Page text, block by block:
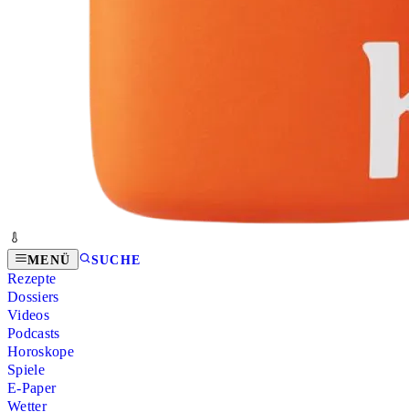
MENÜ SUCHE
Rezepte
Dossiers
Videos
Podcasts
Horoskope
Spiele
E-Paper
Wetter